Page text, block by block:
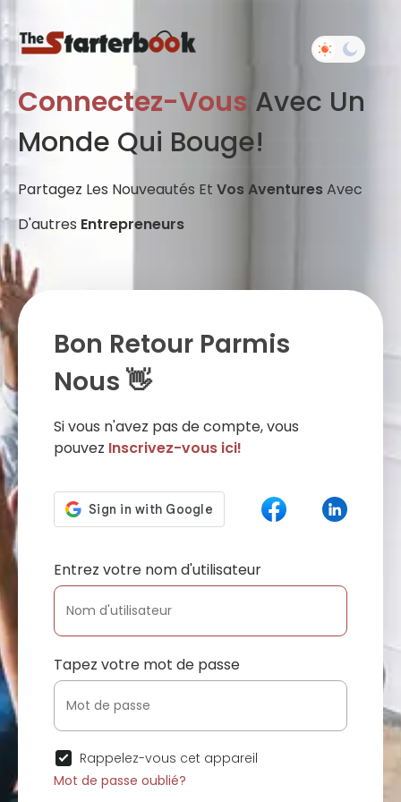
Connectez-Vous Avec Un
Monde Qui Bouge!
Partagez Les Nouveautés Et Vos AventuresAvec
D'autres Entrepreneurs
Bon Retour Parmis
Nous 👋
Si vous n'avez pas de compte, vous
pouvez Inscrivez-vous ici!
Entrez votre nom d'utilisateur
Tapez votre mot de passe
Rappelez-vous cet appareil
Mot de passe oublié?